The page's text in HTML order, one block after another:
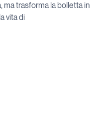
ma trasforma la bolletta in
vita di